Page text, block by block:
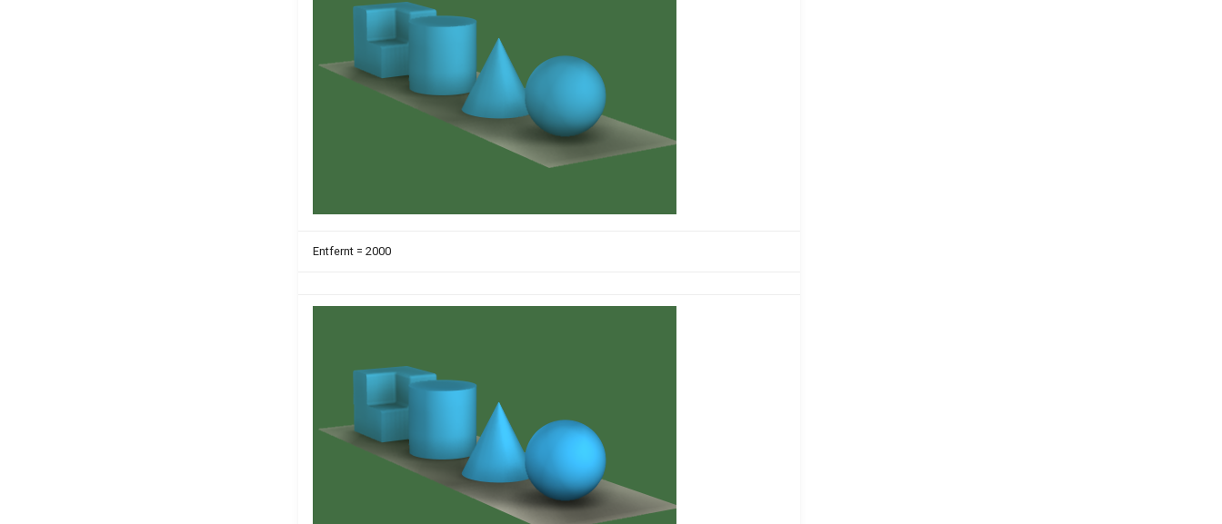
Entfernt = 2000